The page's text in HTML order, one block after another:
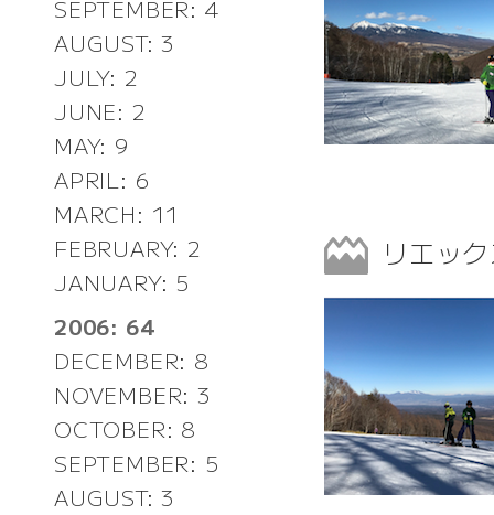
SEPTEMBER: 4
AUGUST: 3
JULY: 2
JUNE: 2
MAY: 9
APRIL: 6
MARCH: 11
FEBRUARY: 2
JANUARY: 5
2006: 64
DECEMBER: 8
NOVEMBER: 3
OCTOBER: 8
SEPTEMBER: 5
AUGUST: 3
リエッ